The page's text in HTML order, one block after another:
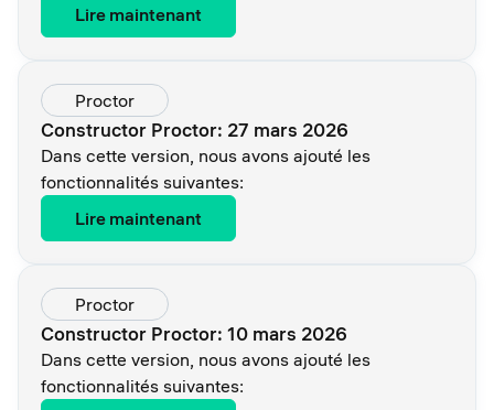
Lire maintenant
Proctor
Constructor Proctor: 27 mars 2026
Dans cette version, nous avons ajouté les
fonctionnalités suivantes:
Lire maintenant
Proctor
Constructor Proctor: 10 mars 2026
Dans cette version, nous avons ajouté les
fonctionnalités suivantes: